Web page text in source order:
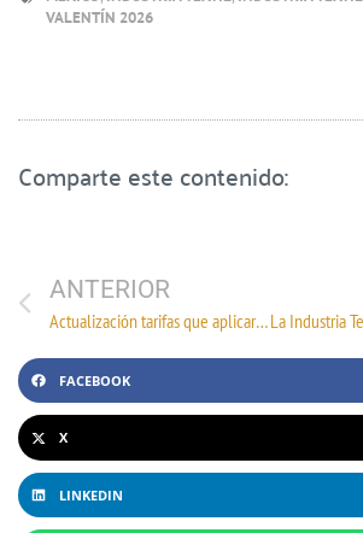
VALENTÍN 2026
Comparte este contenido:
FACEBOOK
X
LINKEDIN
ANTERIOR
Actualización tarifas que aplicará la CFE por transmisión para el período del 1 de enero al 31 de diciembre del 2026